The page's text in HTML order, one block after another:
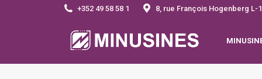
+352 49 58 58 1 8, rue François Hogenberg L-